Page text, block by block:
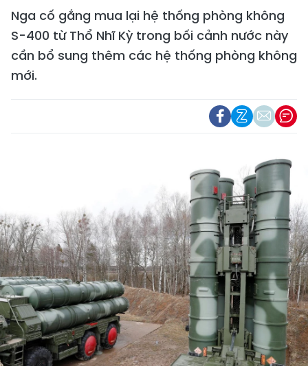
Nga cố gắng mua lại hệ thống phòng không
S-400 từ Thổ Nhĩ Kỳ trong bối cảnh nước này
cần bổ sung thêm các hệ thống phòng không
mới.